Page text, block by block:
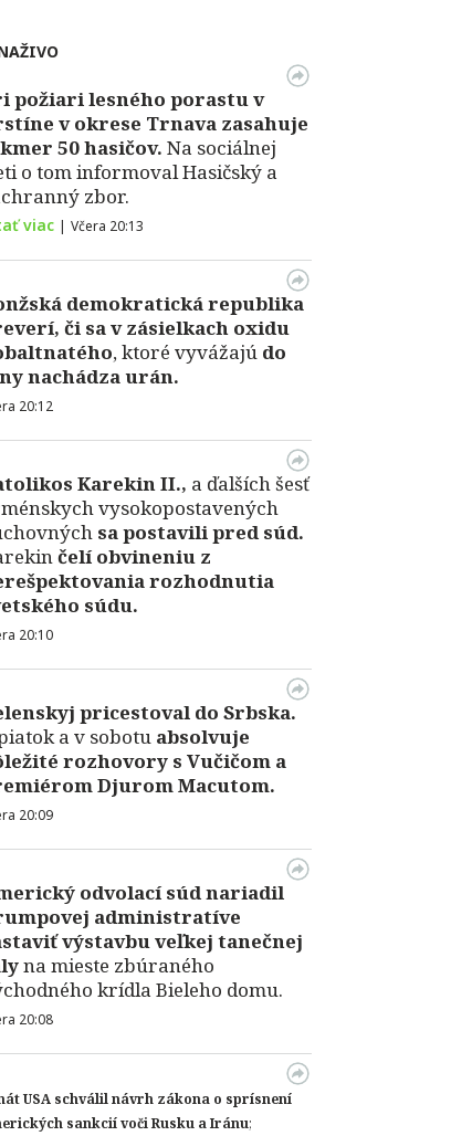
požiari lesného porastu v
v okrese Trnava zasahuje
50 hasičov. Na sociálnej
o tom informoval Hasičský a
zbor.
viac | Včera 20:13
demokratická republika
či sa v zásielkach oxidu
, ktoré vyvážajú do
nachádza urán.
20:12
Karekin II., a ďalších šesť
vysokopostavených
sa postavili pred súd.
čelí obvineniu z
rozhodnutia
súdu.
20:10
pricestoval do Srbska.
a v sobotu absolvuje
rozhovory s Vučičom a
Djurom Macutom.
20:09
odvolací súd nariadil
administratíve
výstavbu veľkej tanečnej
na mieste zbúraného
krídla Bieleho domu.
20:08
USA schválil návrh zákona o sprísnení
sankcií voči Rusku a Iránu;